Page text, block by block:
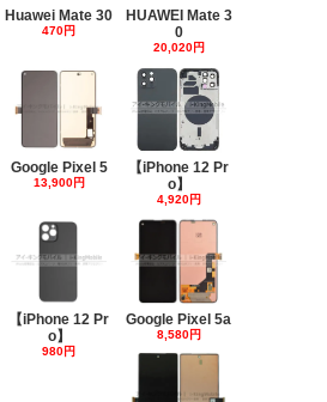
Huawei Mate 30
470円
HUAWEI Mate 3
0
20,020円
Google Pixel 5
13,900円
【iPhone 12 Pr
o】
4,920円
【iPhone 12 Pr
o】
980円
Google Pixel 5a
8,580円